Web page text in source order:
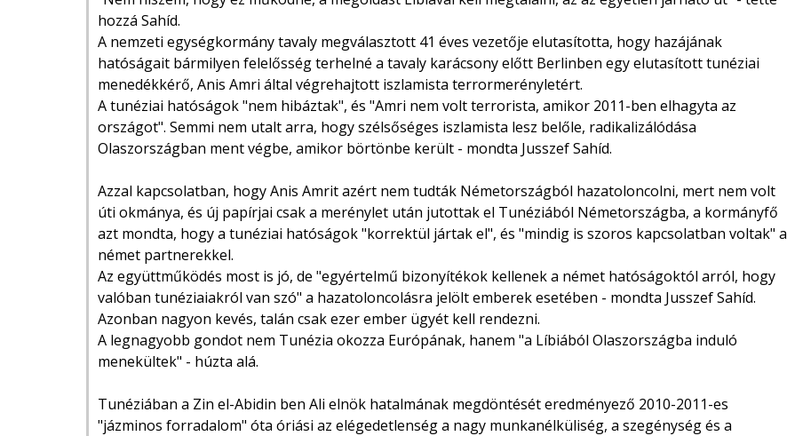
hozzá Sahíd.
A nemzeti egységkormány tavaly megválasztott 41 éves vezetője elutasította, hogy hazájának
hatóságait bármilyen felelősség terhelné a tavaly karácsony előtt Berlinben egy elutasított tunéziai
menedékkérő, Anis Amri által végrehajtott iszlamista terrormerényletért.
A tunéziai hatóságok "nem hibáztak", és "Amri nem volt terrorista, amikor 2011-ben elhagyta az
országot". Semmi nem utalt arra, hogy szélsőséges iszlamista lesz belőle, radikalizálódása
Olaszországban ment végbe, amikor börtönbe került - mondta Jusszef Sahíd.
Azzal kapcsolatban, hogy Anis Amrit azért nem tudták Németországból hazatoloncolni, mert nem volt
úti okmánya, és új papírjai csak a merénylet után jutottak el Tunéziából Németországba, a kormányfő
azt mondta, hogy a tunéziai hatóságok "korrektül jártak el", és "mindig is szoros kapcsolatban voltak" a
német partnerekkel.
Az együttműködés most is jó, de "egyértelmű bizonyítékok kellenek a német hatóságoktól arról, hogy
valóban tunéziaiakról van szó" a hazatoloncolásra jelölt emberek esetében - mondta Jusszef Sahíd.
Azonban nagyon kevés, talán csak ezer ember ügyét kell rendezni.
A legnagyobb gondot nem Tunézia okozza Európának, hanem "a Líbiából Olaszországba induló
menekültek" - húzta alá.
Tunéziában a Zin el-Abidin ben Ali elnök hatalmának megdöntését eredményező 2010-2011-es
"jázminos forradalom" óta óriási az elégedetlenség a nagy munkanélküliség, a szegénység és a